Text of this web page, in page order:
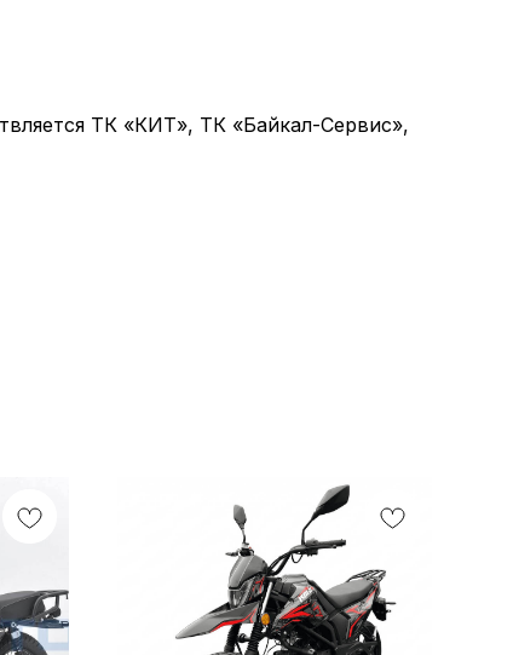
ТК «КИТ», ТК «Байкал-Сервис»,